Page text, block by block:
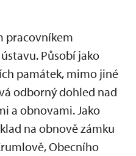
pracovníkem
Působí jako
památek, mimo jiné
odborný dohled nad
a obnovami. Jako
na obnově zámku
Obecního